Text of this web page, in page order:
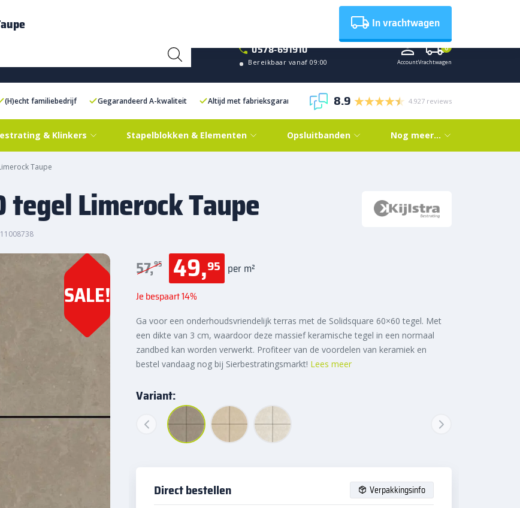
0578-691910
Bereikbaar vanaf 09:00 AccountVrachtwagen
0
(H)echt familiebedrijf Gegarandeerd A-kwaliteit Altijd met fabrieksgarantie 8.9 4.927 reviews
& Klinkers Stapelblokken & Elementen Opsluitbanden Nog meer…
Taupe
Limerock Taupe
SALE!
57,95 49,95 per m²
Je bespaart 14%
Ga voor een onderhoudsvriendelijk terras met de Solidsquare 60×60 tegel. Met
een dikte van 3 cm, waardoor deze massief keramische tegel in een normaal
zandbed kan worden verwerkt. Profiteer van de voordelen van keramiek en
bestel vandaag nog bij Sierbestratingsmarkt! Lees meer
Variant:
Direct bestellen Verpakkingsinfo
In vrachtwagen